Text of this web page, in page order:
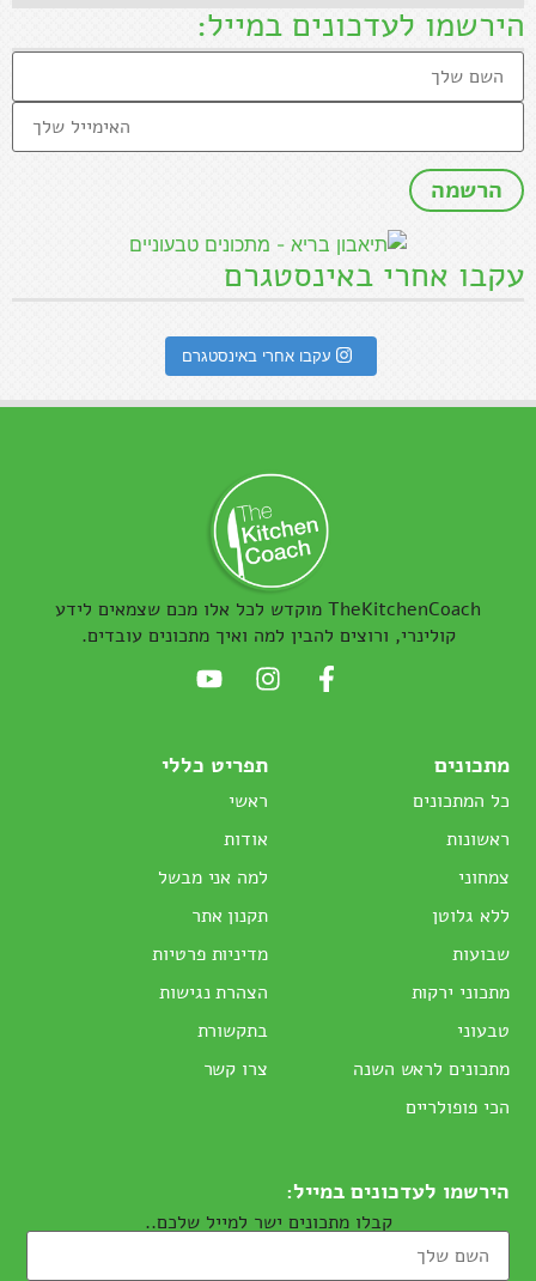
הירשמו לעדכונים במייל:
עקבו אחרי באינסטגרם
עקבו אחרי באינסטגרם
TheKitchenCoach מוקדש לכל אלו מכם שצמאים לידע
קולינרי, ורוצים להבין למה ואיך מתכונים עובדים.
מתכונים
כל המתכונים
ראשונות
צמחוני
ללא גלוטן
שבועות
מתכוני ירקות
טבעוני
מתכונים לראש השנה
הכי פופולריים
תפריט כללי
ראשי
אודות
למה אני מבשל
תקנון אתר
מדיניות פרטיות
הצהרת נגישות
בתקשורת
צרו קשר
הירשמו לעדכונים במייל:
קבלו מתכונים ישר למייל שלכם..